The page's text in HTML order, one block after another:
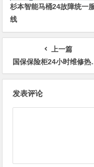
杉本智能马桶24故障统一
线
上一篇
国保保险柜24小时维修热线点击查询
发表评论